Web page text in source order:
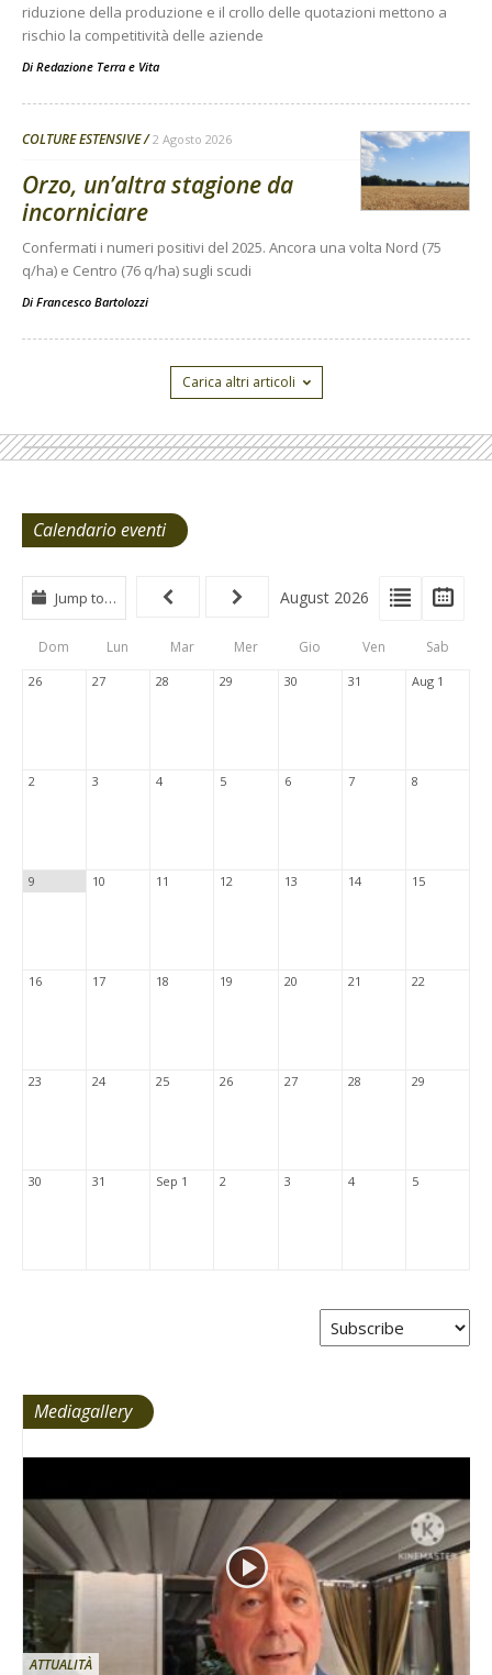
riduzione della produzione e il crollo delle quotazioni mettono a
rischio la competitività delle aziende
Di Redazione Terra e Vita
COLTURE ESTENSIVE 2 Agosto 2026
Orzo, un’altra stagione da
incorniciare
Confermati i numeri positivi del 2025. Ancora una volta Nord (75
q/ha) e Centro (76 q/ha) sugli scudi
Di Francesco Bartolozzi
Carica altri articoli
Calendario eventi
View
Type
Tabs
View
List
Jump to… August 2026
Dom Lun Mar Mer Gio Ven Sab
26 27 28 29 30 31 Aug 1
2 3 4 5 6 7 8
9 10 11 12 13 14 15
16 17 18 19 20 21 22
23 24 25 26 27 28 29
30 31 Sep 1 2 3 4 5
Mediagallery
ATTUALITÀ